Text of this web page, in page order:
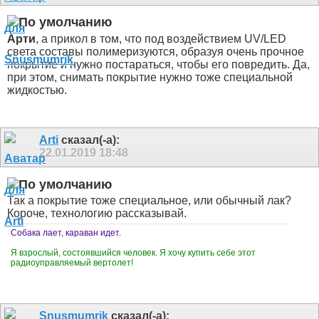
Арти, а прикол в том, что под воздействием UV/LED
света составы полимеризуются, образуя очень прочное
покрытие и нужно постараться, чтобы его повредить. Да,
при этом, снимать покрытие нужно тоже специальной
жидкостью.
Arti сказал(-а):
22.01.2019 18:48
Так а покрытие тоже специальное, или обычный лак?
Короче, технологию рассказывай.
Собака лает, караван идет.
Я взрослый, состоявшийся человек. Я хочу купить себе этот
радиоуправляемый вертолет!
Snusmumrik сказал(-а):